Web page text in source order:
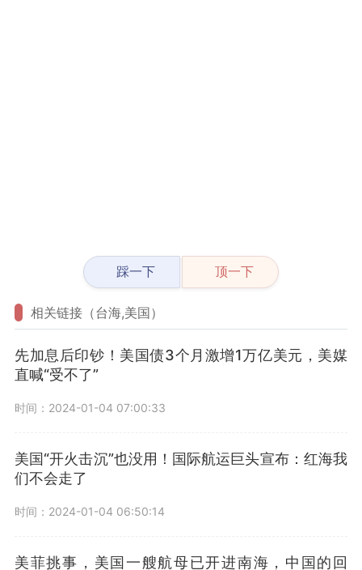
踩一下 顶一下
相关链接（台海,美国）
先加息后印钞！美国债3个月激增1万亿美元，美媒
直喊“受不了”
时间：2024-01-04 07:00:33
美国“开火击沉”也没用！国际航运巨头宣布：红海我
们不会走了
时间：2024-01-04 06:50:14
美菲挑事，美国一艘航母已开进南海，中国的回